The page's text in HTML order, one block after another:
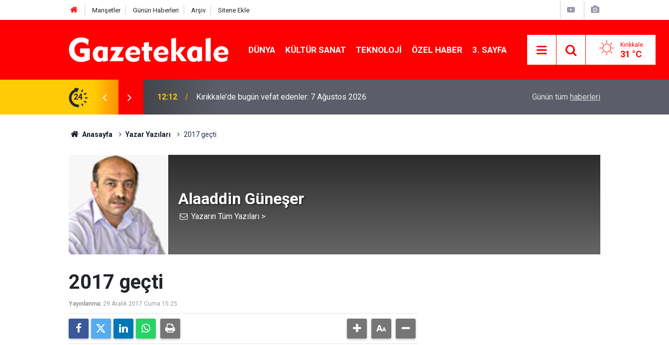
Manşetler Günün Haberleri Arşiv Sitene Ekle
DÜNYA KÜLTÜR SANAT TEKNOLOJI ÖZEL HABER 3. SAYFA Kırıkkale
31 °C
24
karşı denetimler artırıldı 12:12 Kırıkkale’de bugün vefat edenler: 7 Ağustos 2026 MKE’nin Yerli Savunma Teknolojileri Dünya
Günün tüm haberleri
Anasayfa Yazar Yazıları 2017 geçti
Alaaddin Güneşer
Yazarın Tüm Yazıları >
2017 geçti
Yayınlanma: 29 Aralık 2017 Cuma 15:25